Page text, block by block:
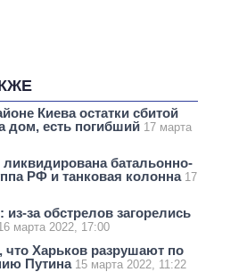
Киева остатки сбитой
дом, есть погибший 17 марта
батальонно-
РФ и танковая колонна 17
за обстрелов загорелись
марта 2022, 17:00
Харьков разрушают по
Путина 15 марта 2022, 11:22